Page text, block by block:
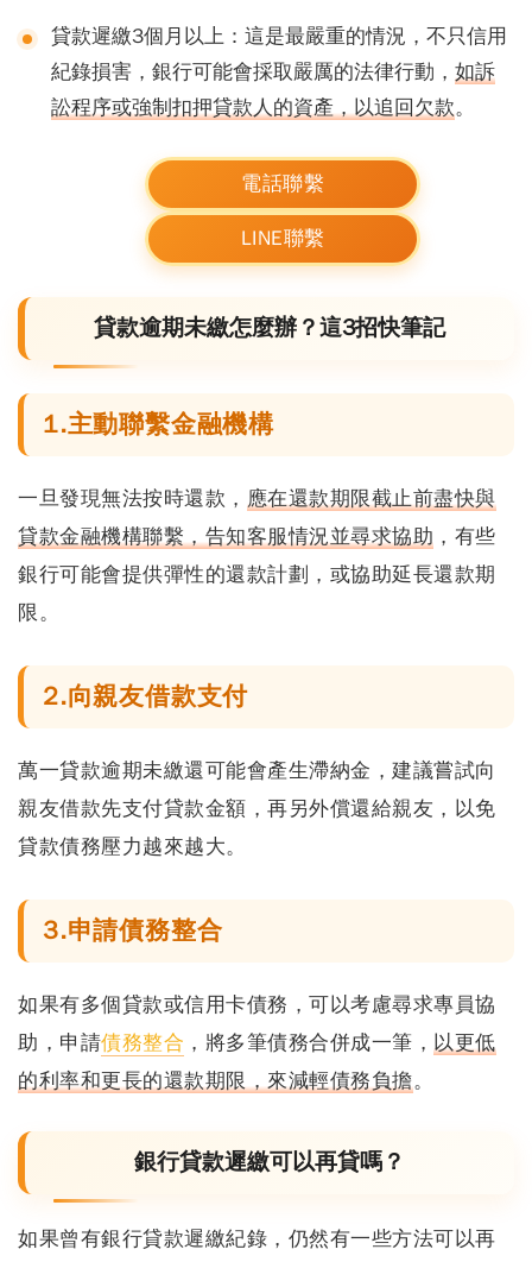
貸款遲繳3個月以上 ：這是最嚴重的情況，不只信用
紀錄損害，銀行可能會採取嚴厲的法律行動， 如訴
訟程序或強制扣押貸款人的資產，以追回欠款。
電話聯繫
LINE聯繫
貸款逾期未繳怎麼辦？這3招快筆記
1.主動聯繫金融機構
一旦發現無法按時還款， 應在還款期限截止前盡快與
貸款金融機構聯繫，告知客服情況並尋求協助 ，有些
銀行可能會提供彈性的還款計劃，或協助延長還款期
限。
2.向親友借款支付
萬一貸款逾期未繳還可能會產生滯納金，建議嘗試向
親友借款先支付貸款金額 ，再另外償還給親友，以免
貸款債務壓力越來越大。
3.申請債務整合
如果有多個貸款或信用卡債務，可以考慮尋求專員協
助，申請債務整合 ，將多筆債務合併成一筆， 以更低
的利率和更長的還款期限，來減輕債務負擔。
銀行貸款遲繳可以再貸嗎？
如果曾有銀行貸款遲繳紀錄，仍然有一些方法可以再